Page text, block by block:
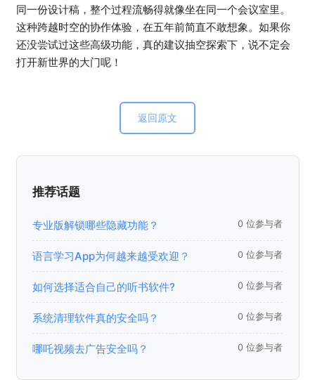
同一份设计稿，整个过程流畅得就像坐在同一个会议室里。
这种跨越时空的协作体验，在五年前简直不敢想象。如果你
还没尝试过这些高级功能，真的建议抽空探索下，说不定会
打开新世界的大门呢！
返回原文
推荐话题
专业版解锁哪些隐藏功能？ 0 位参与者
语言学习App为何越来越受欢迎？ 0 位参与者
如何选择适合自己的听书软件? 0 位参与者
系统清理软件真的安全吗？ 0 位参与者
哪吒视频去广告安全吗？ 0 位参与者